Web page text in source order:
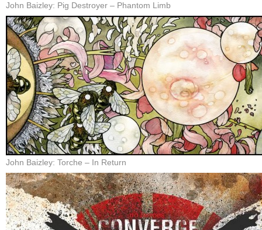
John Baizley: Pig Destroyer – Phantom Limb
John Baizley: Torche – In Return